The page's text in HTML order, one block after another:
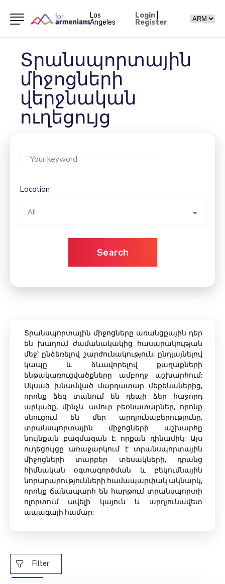
Los
Angeles
Login|
Register
Տրանսպորտային
միջոցների
վերջնական
ուղեցույց
Location
All
Search
Տրանսպորտային միջոցները առանցքային դեր
են խաղում ժամանակակից հասարակության
մեջ՝ ընձեռելով շարժունակություն, ընդլայնելով
կապը և ձևավորելով քաղաքների
ենթակառուցվածքները ամբողջ աշխարհում:
Սկսած խնամված մարդատար մեքենաներից,
որոնք ձեզ տանում են դեպի ձեր հաջորդ
արկածը, մինչև ամուր բեռնատարներ, որոնք
սնուցում են մեր արդյունաբերությունը,
տրանսպորտային միջոցների աշխարհը
նույնքան բազմազան է, որքան դինամիկ: Այս
ուղեցույցը առաջարկում է տրանսպորտային
միջոցների տարբեր տեսակների, դրանց
հիմնական օգտագործման և բեկումնային
նորարարությունների համապարփակ ակնարկ,
որոնք ճանապարհ են հարթում տրանսպորտի
ոլորտում ավելի կայուն և արդյունավետ
ապագայի համար:
Filter